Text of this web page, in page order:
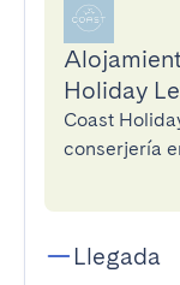
Holiday
Coast
conserjería
Llegada